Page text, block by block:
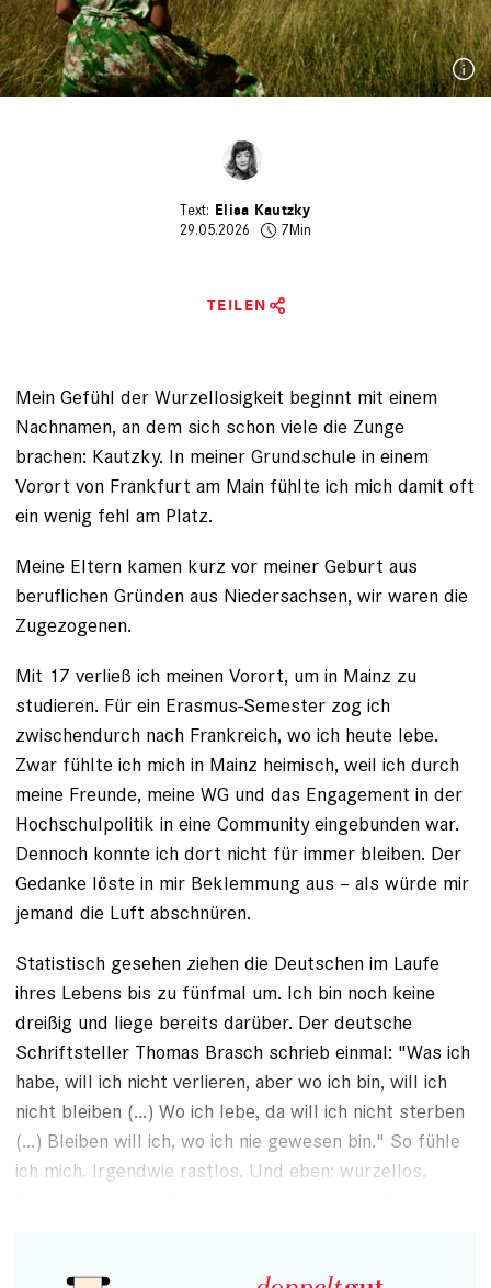
Elisa Kautzky
29.05.2026
7Min
TEILEN
Mein Gefühl der Wurzellosigkeit beginnt mit einem
Nachnamen, an dem sich schon viele die Zunge
brachen: Kautzky. In meiner Grundschule in einem
Vorort von Frankfurt am Main fühlte ich mich damit oft
ein wenig fehl am Platz.
Meine Eltern kamen kurz vor meiner Geburt aus
beruflichen Gründen aus Niedersachsen, wir waren die
Zugezogenen.
Mit 17 verließ ich meinen Vorort, um in Mainz zu
studieren. Für ein Erasmus-Semester zog ich
zwischendurch nach Frankreich, wo ich heute lebe.
Zwar fühlte ich mich in Mainz heimisch, weil ich durch
meine Freunde, meine WG und das Engagement in der
Hochschulpolitik in eine Community eingebunden war.
Dennoch konnte ich dort nicht für immer bleiben. Der
Gedanke löste in mir Beklemmung aus – als würde mir
jemand die Luft abschnüren.
Statistisch gesehen ziehen die Deutschen im Laufe
ihres Lebens bis zu fünfmal um. Ich bin noch keine
dreißig und liege bereits darüber. Der deutsche
Schriftsteller Thomas Brasch schrieb einmal: "Was ich
habe, will ich nicht verlieren, aber wo ich bin, will ich
nicht bleiben (…) Wo ich lebe, da will ich nicht sterben
(…) Bleiben will ich, wo ich nie gewesen bin." So fühle
ich mich. Irgendwie rastlos. Und eben: wurzellos.